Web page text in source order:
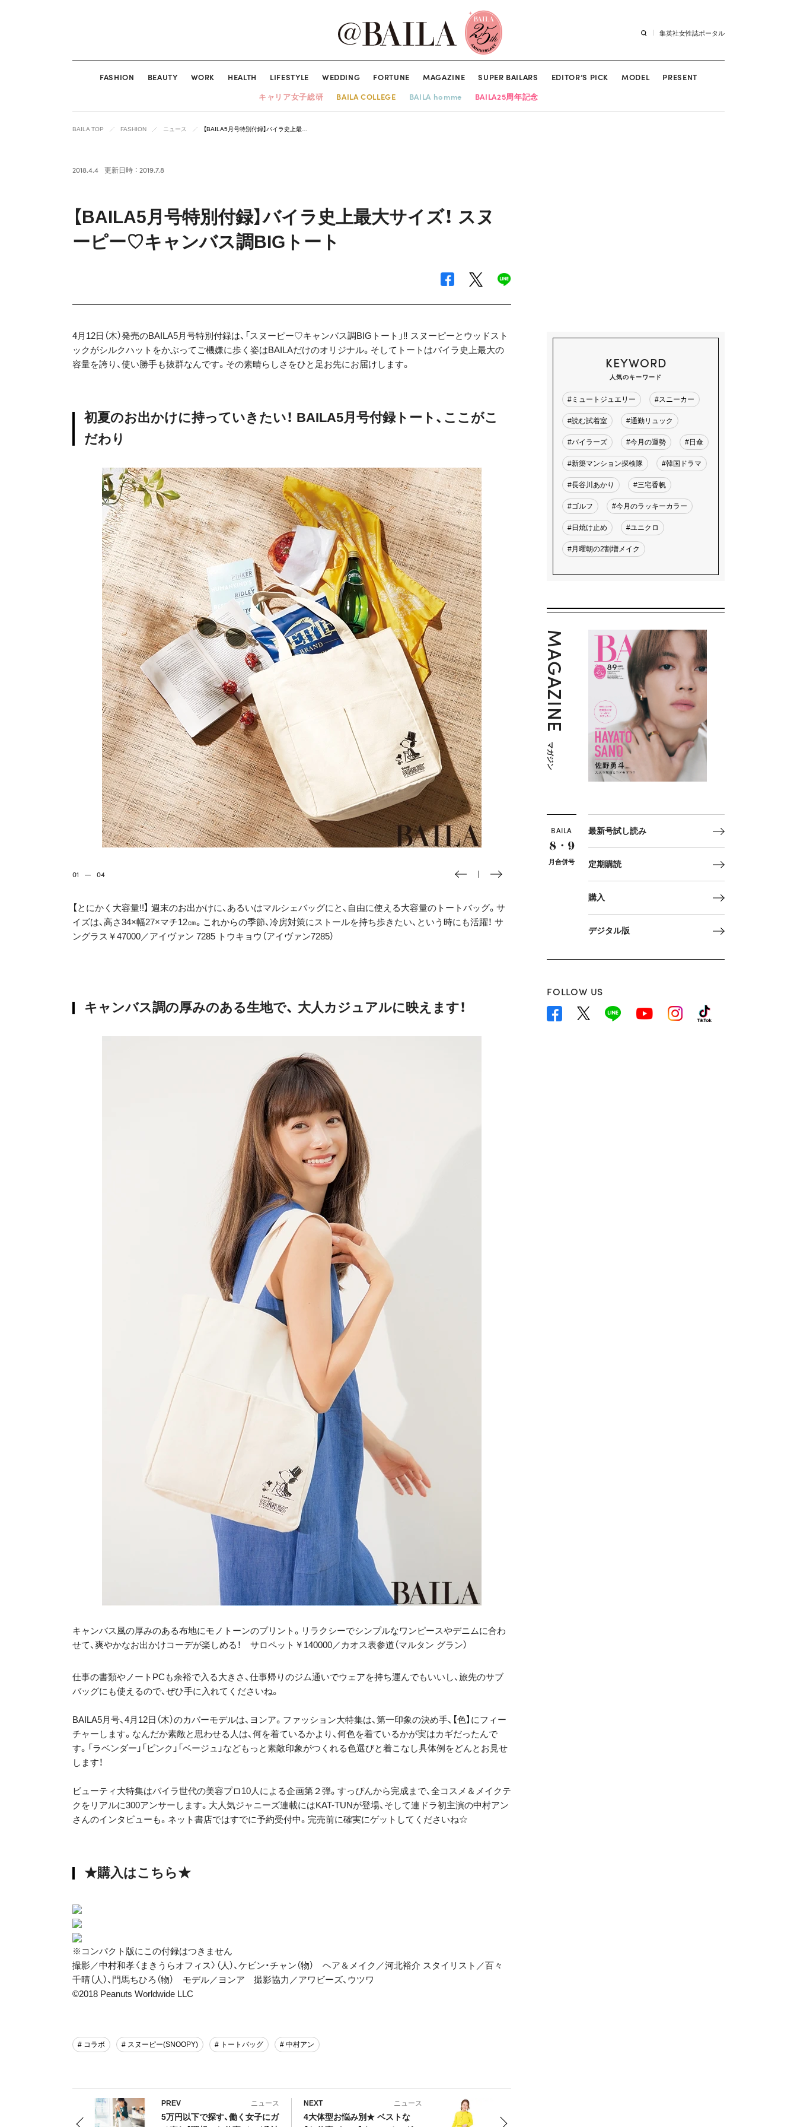
集英社女性誌ポータル
FASHION BEAUTY WORK HEALTH LIFESTYLE WEDDING FORTUNE MAGAZINE SUPER BAILARS EDITOR’S PICK MODEL
PRESENT
キャリア女子総研
BAILA COLLEGE BAILA homme BAILA25周年記念
BAILA TOP FASHION ニュース 【BAILA5月号特別付録】バイラ史上最…
2018.4.4 更新日時 ： 2019.7.8
【BAILA5月号特別付録】バイラ史上最大サイズ！ スヌ
ーピー♡キャンバス調BIGトート
4月12日（木）発売のBAILA5月号特別付録は、「スヌーピー♡キャンバス調BIGトート」‼︎ スヌーピーとウッドスト
ックがシルクハットをかぶってご機嫌に歩く姿はBAILAだけのオリジナル。そしてトートはバイラ史上最大の
容量を誇り、使い勝手も抜群なんです。その素晴らしさをひと足お先にお届けします。
初夏のお出かけに持っていきたい！ BAILA5月号付録トート、ここがこ
だわり
01 04
【とにかく大容量!!】 週末のお出かけに、あるいはマルシェバッグにと、自由に使える大容量のトートバッグ。サ
イズは、高さ34×幅27×マチ12㎝。これからの季節、冷房対策にストールを持ち歩きたい、という時にも活躍！ サ
ングラス￥47000／アイヴァン 7285 トウキョウ（アイヴァン7285）
キャンバス調の厚みのある生地で、 大人カジュアルに映えます！
キャンバス風の厚みのある布地にモノトーンのプリント。リラクシーでシンプルなワンピースやデニムに合わ
せて、爽やかなお出かけコーデが楽しめる！ サロペット￥140000／カオス表参道（マルタン グラン）
仕事の書類やノートPCも余裕で入る大きさ、仕事帰りのジム通いでウェアを持ち運んでもいいし、旅先のサブ
バッグにも使えるので、ぜひ手に入れてくださいね。
BAILA5月号、4月12日（木）のカバーモデルは、ヨンア。ファッション大特集は、第一印象の決め手、【色】にフィー
チャーします。なんだか素敵と思わせる人は、何を着ているかより、何色を着ているかが実はカギだったんで
す。「ラベンダー」「ピンク」「ベージュ」などもっと素敵印象がつくれる色選びと着こなし具体例をどんとお見せ
します！
ビューティ大特集はバイラ世代の美容プロ10人による企画第２弾。すっぴんから完成まで、全コスメ＆メイクテ
クをリアルに300アンサーします。大人気ジャニーズ連載にはKAT-TUNが登場、そして連ドラ初主演の中村アン
さんのインタビューも。ネット書店ではすでに予約受付中。完売前に確実にゲットしてくださいね☆
★購入はこちら★
※コンパクト版にこの付録はつきません
撮影／中村和孝〈まきうらオフィス〉（人）、ケビン・チャン（物） ヘア＆メイク／河北裕介 スタイリスト／百々
千晴（人）、門馬ちひろ（物） モデル／ヨンア 撮影協力／アワビーズ、ウツワ
©2018 Peanuts Worldwide LLC
# コラボ # スヌーピー(SNOOPY) # トートバッグ # 中村アン
PREV ニュース
5万円以下で探す、働く女子にガ
NEXT ニュース
4大体型お悩み別★ ベストな
KEYWORD
人気のキーワード
#ミュートジュエリー #スニーカー
#読む試着室 #通勤リュック
#バイラーズ #今月の運勢 #日傘
#新築マンション探検隊 #韓国ドラマ
#長谷川あかり #三宅香帆
#ゴルフ #今月のラッキーカラー
#日焼け止め #ユニクロ
#月曜朝の2割増メイク
MAGAZINE
マガジン
BAILA
8・9
月合併号
最新号試し読み
定期購読
購入
デジタル版
FOLLOW US